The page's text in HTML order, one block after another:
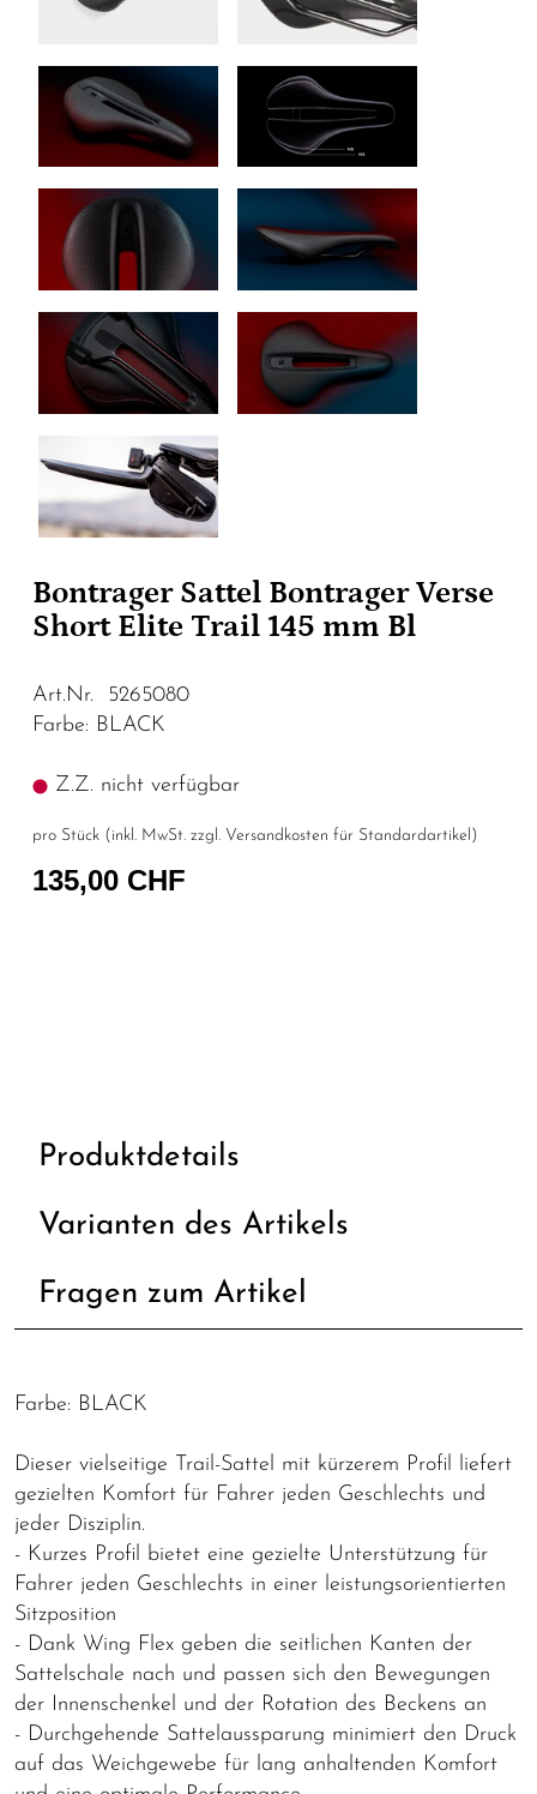
Bontrager Sattel Bontrager Verse
Short Elite Trail 145 mm Bl
Art.Nr. 5265080
Farbe: BLACK
Z.Z. nicht verfügbar
pro Stück (inkl. MwSt. zzgl. Versandkosten für Standardartikel )
135,00 CHF
Produktdetails
Varianten des Artikels
Fragen zum Artikel
Farbe: BLACK
Dieser vielseitige Trail-Sattel mit kürzerem Profil liefert
gezielten Komfort für Fahrer jeden Geschlechts und
jeder Disziplin.
- Kurzes Profil bietet eine gezielte Unterstützung für
Fahrer jeden Geschlechts in einer leistungsorientierten
Sitzposition
- Dank Wing Flex geben die seitlichen Kanten der
Sattelschale nach und passen sich den Bewegungen
der Innenschenkel und der Rotation des Beckens an
- Durchgehende Sattelaussparung minimiert den Druck
auf das Weichgewebe für lang anhaltenden Komfort